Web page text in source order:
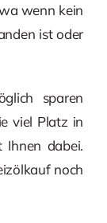
wenn kein
ist oder
sparen
viel Platz in
Ihnen dabei.
noch